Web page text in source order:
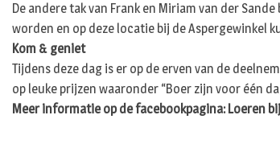
De andere tak van Frank en Miriam van der
worden en op deze locatie bij de Aspergewinkel
Kom & geniet
Tijdens deze dag is er op de erven van de
op leuke prijzen waaronder “Boer zijn voor één
Meer informatie op de facebookpagina: Loeren